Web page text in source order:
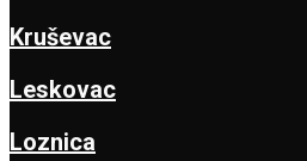
Kruševac
Leskovac
Loznica